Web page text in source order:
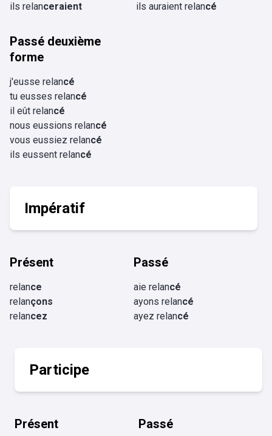
ils relanceraient ils auraient relancé
Passé deuxième
forme
j'eusse relancé
tu eusses relancé
il eût relancé
nous eussions relancé
vous eussiez relancé
ils eussent relancé
Impératif
Présent
relance
relançons
relancez
Passé
aie relancé
ayons relancé
ayez relancé
Participe
Présent Passé